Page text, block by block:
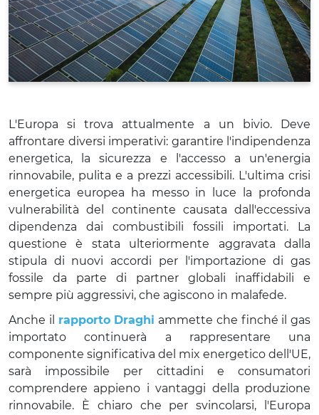
L'Europa si trova attualmente a un bivio. Deve
affrontare diversi imperativi: garantire l'indipendenza
energetica, la sicurezza e l'accesso a un'energia
rinnovabile, pulita e a prezzi accessibili. L'ultima crisi
energetica europea ha messo in luce la profonda
vulnerabilità del continente causata dall'eccessiva
dipendenza dai combustibili fossili importati. La
questione è stata ulteriormente aggravata dalla
stipula di nuovi accordi per l'importazione di gas
fossile da parte di partner globali inaffidabili e
sempre più aggressivi, che agiscono in malafede.
Anche il rapporto Draghi ammette che finché il gas
importato continuerà a rappresentare una
componente significativa del mix energetico dell'UE,
sarà impossibile per cittadini e consumatori
comprendere appieno i vantaggi della produzione
rinnovabile. È chiaro che per svincolarsi, l'Europa